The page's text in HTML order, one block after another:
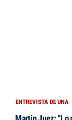
ENTREVISTA DE UNA